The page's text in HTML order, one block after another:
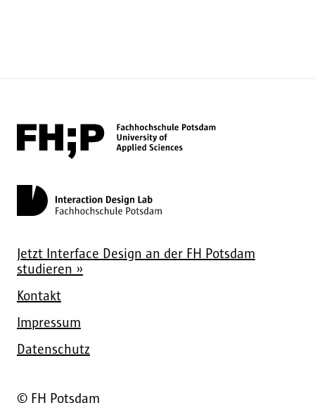
Jetzt Interface Design an der FH Potsdam
studieren »
Kontakt
Impressum
Datenschutz
© FH Potsdam